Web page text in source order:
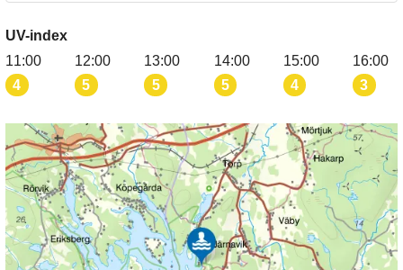
UV-index
11:00
4
12:00
5
13:00
5
14:00
5
15:00
4
16:00
3